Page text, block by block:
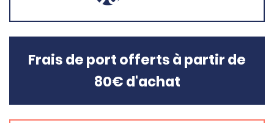
Frais de port offerts à partir de
80€ d'achat